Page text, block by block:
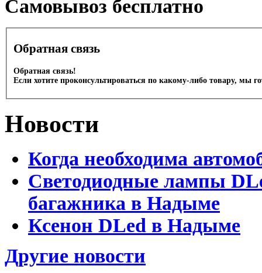
Cамовывоз бесплатно
Обратная связь
Обратная связь!
Если хотите проконсультироваться по какому-либо товару, мы
Новости
Когда необходима
Светодиодные лампы
багажника в Надыме
Ксенон DLed в Надыме
Другие новости